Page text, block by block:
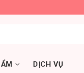
DỊCH VỤ